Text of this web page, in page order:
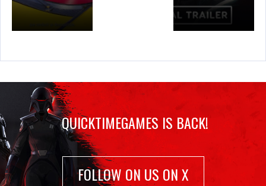
QUICKTIMEGAMES IS BACK!
FOLLOW ON US ON X